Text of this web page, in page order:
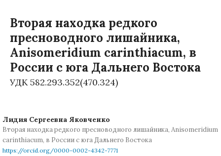
Вторая находка редкого
пресноводного лишайника,
Anisomeridium carinthiacum, в
России с юга Дальнего Востока
УДК 582.293.352(470.324)
Лидия Сергеевна Яковченко
Вторая находка редкого пресноводного лишайника, Anisomeridium
carinthiacum, в России с юга Дальнего Востока
https://orcid.org/0000-0002-4342-7771